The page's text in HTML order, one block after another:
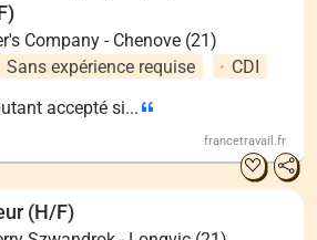
Company - Chenove (21)
Sans expérience requise
CDI
accepté si...
francetravail.fr
(H/F)